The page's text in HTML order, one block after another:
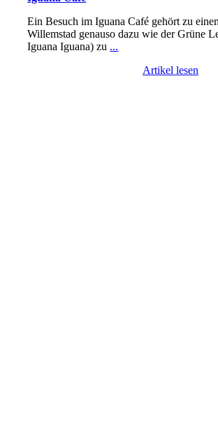
Ein Besuch im Iguana Café gehört zu
Willemstad genauso dazu wie der Grüne
Iguana Iguana) zu ...
Artikel lesen